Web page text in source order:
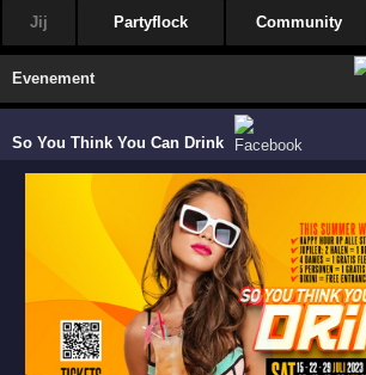
Jij Partyflock Community
Evenement
So You Think You Can Drink